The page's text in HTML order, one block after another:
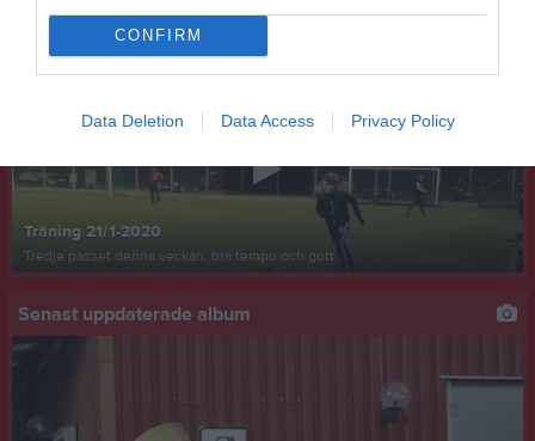
CONFIRM
Data Deletion Data Access Privacy Policy
Senast uppladdade video
Träning 21/1-2020
Tredje passet denna veckan, bra tempo och gott ...
Senast uppdaterade album